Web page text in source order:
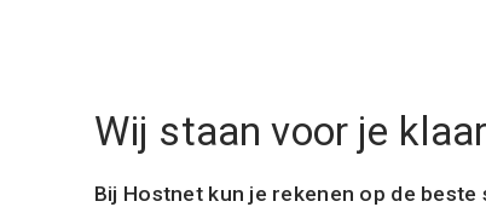
Wij staan voor je klaar
Bij Hostnet kun je rekenen op de beste